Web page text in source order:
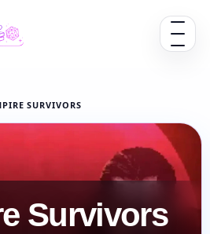
Ouvrir
SURVIVORS
Survivors